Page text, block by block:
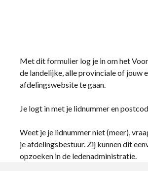
Met dit formulier log je in om het
de landelijke, alle provinciale of jouw
afdelingswebsite te gaan.
Je logt in met je lidnummer en
Weet je je lidnummer niet (meer),
je afdelingsbestuur. Zij kunnen dit
opzoeken in de ledenadministratie.